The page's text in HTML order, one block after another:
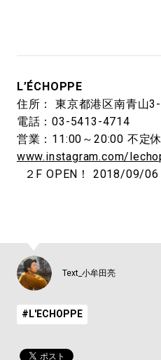
L’ÉCHOPPE
住所： 東京都港区南青山
電話：03-5413-4714
営業：11:00～20:00 不定休
www.instagram.com/
２F OPEN！ 2018/09/06
Text_小牟田亮
#L'ECHOPPE